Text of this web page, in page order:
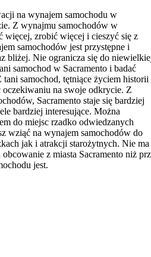
na wynajem samochodu w
Z wynajmu samochodów w
więcej, zrobić więcej i cieszyć się z
samochodów jest przystępne i
bliżej. Nie ogranicza się do
samochod w Sacramento i badać
samochod, tętniące życiem historii
oczekiwaniu na swoje odkrycie. Z
Sacramento staje się bardziej
bardziej interesujące. Można
do miejsc rzadko odwiedzanych
wziąć na wynajem samochodów do
jak i atrakcji starożytnych. Nie ma
obcowanie z miasta Sacramento niż
jest.